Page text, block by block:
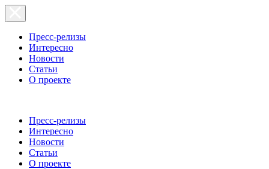
Пресс-релизы
Интересно
Новости
Статьи
О проекте
Пресс-релизы
Интересно
Новости
Статьи
О проекте